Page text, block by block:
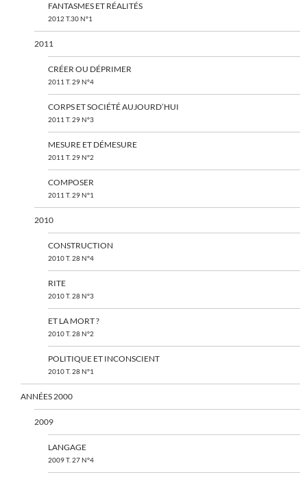
FANTASMES ET RÉALITÉS
2012 T.30 N°1
2011
CRÉER OU DÉPRIMER
2011 T. 29 N°4
CORPS ET SOCIÉTÉ AUJOURD’HUI
2011 T. 29 N°3
MESURE ET DÉMESURE
2011 T. 29 N°2
COMPOSER
2011 T. 29 N°1
2010
CONSTRUCTION
2010 T. 28 N°4
RITE
2010 T. 28 N°3
ET LA MORT ?
2010 T. 28 N°2
POLITIQUE ET INCONSCIENT
2010 T. 28 N°1
ANNÉES 2000
2009
LANGAGE
2009 T. 27 N°4